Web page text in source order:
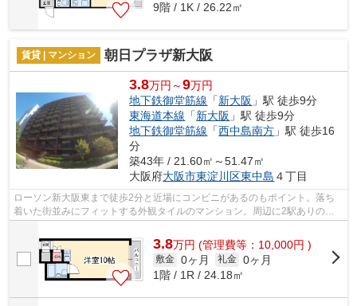
9階 / 1K / 26.22㎡
賃貸 | マンション 朝日プラザ新大阪
3.8万円～9万円
地下鉄御堂筋線 「新大阪 」駅 徒歩9分
東海道本線 「新大阪 」駅 徒歩9分
地下鉄御堂筋線 「西中島南方 」駅 徒歩16
分
築43年 / 21.60㎡～51.47㎡
大阪府大阪市東淀川区東中島 ４丁目
ローソン新大阪東まで徒歩2分と近場にコンビニがあるのもポイント。落ち
着いた街並みにフィットする外観タイルのマンション。周辺に2駅ありの電
3.8万円 (管理費等：10,000円 )
敷金 0ヶ月 礼金 0ヶ月
1階 / 1R / 24.18㎡